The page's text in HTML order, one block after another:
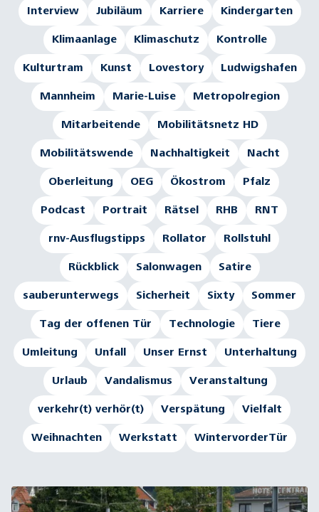
Interview Jubiläum Karriere Kindergarten
Klimaanlage Klimaschutz Kontrolle
Kulturtram Kunst Lovestory Ludwigshafen
Mannheim Marie-Luise Metropolregion
Mitarbeitende Mobilitätsnetz HD
Mobilitätswende Nachhaltigkeit Nacht
Oberleitung OEG Ökostrom Pfalz
Podcast Portrait Rätsel RHB RNT
rnv-Ausflugstipps Rollator Rollstuhl
Rückblick Salonwagen Satire
sauberunterwegs Sicherheit Sixty Sommer
Tag der offenen Tür Technologie Tiere
Umleitung Unfall Unser Ernst Unterhaltung
Urlaub Vandalismus Veranstaltung
verkehr(t) verhör(t) Verspätung Vielfalt
Weihnachten Werkstatt WintervorderTür